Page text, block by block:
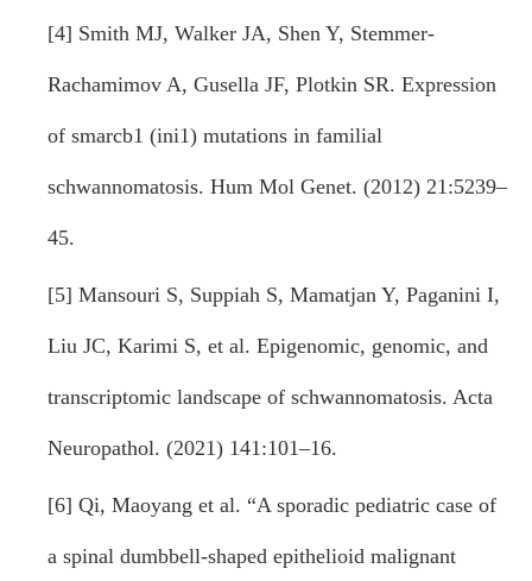
[4] Smith MJ, Walker JA, Shen Y, Stemmer-
Rachamimov A, Gusella JF, Plotkin SR. Expression
of smarcb1 (ini1) mutations in familial
schwannomatosis. Hum Mol Genet. (2012) 21:5239–
45.
[5] Mansouri S, Suppiah S, Mamatjan Y, Paganini I,
Liu JC, Karimi S, et al. Epigenomic, genomic, and
transcriptomic landscape of schwannomatosis. Acta
Neuropathol. (2021) 141:101–16.
[6] Qi, Maoyang et al. “A sporadic pediatric case of
a spinal dumbbell-shaped epithelioid malignant